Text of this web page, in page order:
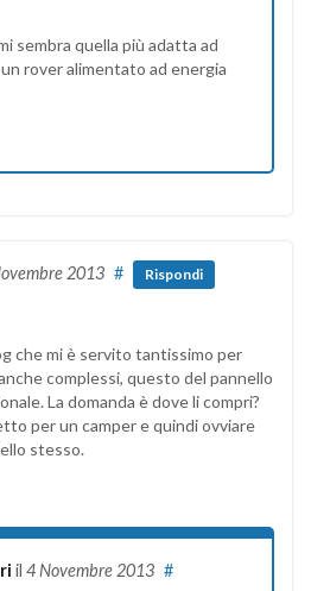
sembra quella più adatta ad
rover alimentato ad energia
2013 # Rispondi
che mi è servito tantissimo per
complessi, questo del pannello
La domanda è dove li compri?
per un camper e quindi ovviare
stesso.
il 4 Novembre 2013 #